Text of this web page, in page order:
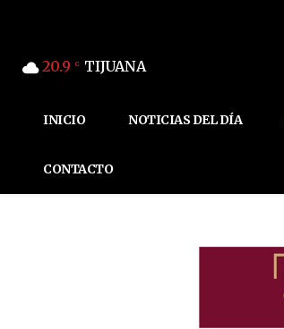
20.9 C TIJUANA
INICIO NOTICIAS DEL DÍA
CONTACTO